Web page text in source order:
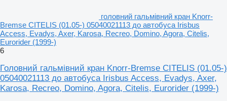
головний гальмівний кран Knorr-
Bremse CITELIS (01.05-) 05040021113 до автобуса Irisbus
Access, Evadys, Axer, Karosa, Recreo, Domino, Agora, Citelis,
Eurorider (1999-)
6
Головний гальмівний кран Knorr-Bremse CITELIS (01.05-)
05040021113 до автобуса Irisbus Access, Evadys, Axer,
Karosa, Recreo, Domino, Agora, Citelis, Eurorider (1999-)